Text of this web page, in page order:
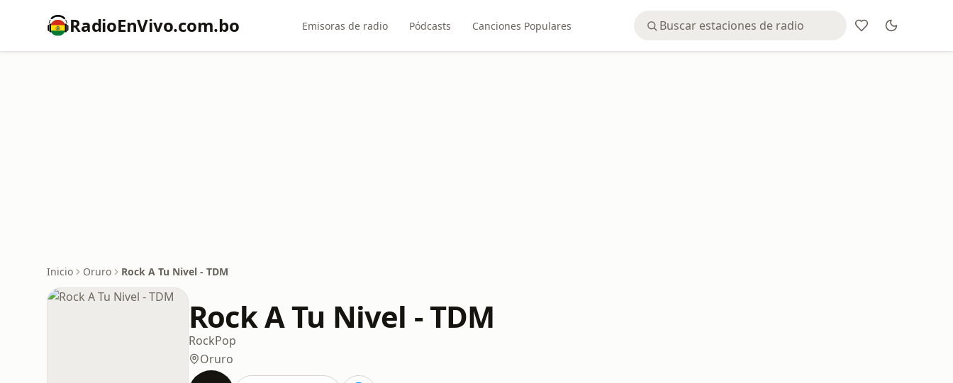
RadioEnVivo.com.bo Emisoras de radio Pódcasts Canciones Populares
Inicio Oruro Rock A Tu Nivel - TDM
Rock A Tu Nivel - TDM
RockPop
Oruro